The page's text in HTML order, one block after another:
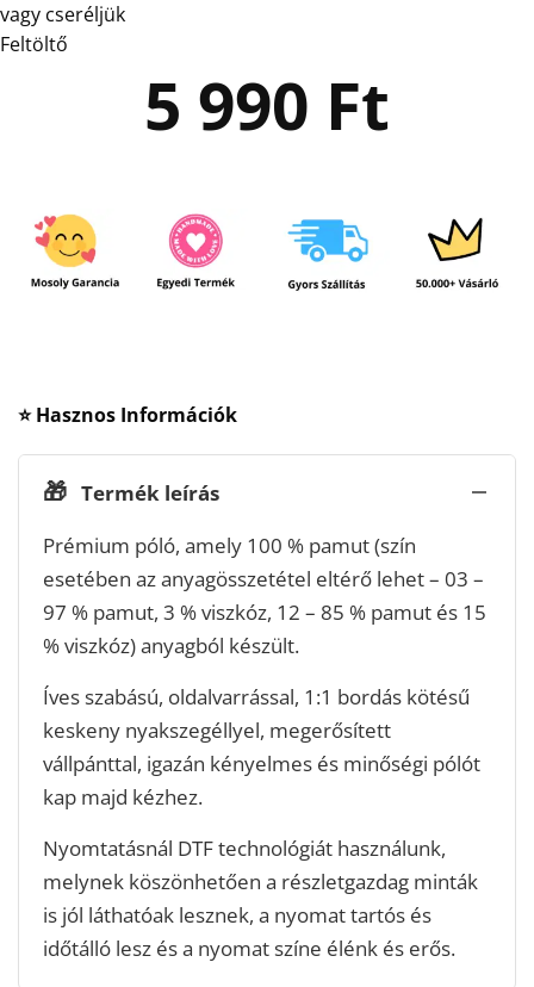
vagy cseréljük
Feltöltő
5 990 Ft
⭐ Hasznos Információk
🎁 Termék leírás
Prémium póló, amely 100 % pamut (szín
esetében az anyagösszetétel eltérő lehet – 03 –
97 % pamut, 3 % viszkóz, 12 – 85 % pamut és 15
% viszkóz) anyagból készült.
Íves szabású, oldalvarrással, 1:1 bordás kötésű
keskeny nyakszegéllyel, megerősített
vállpánttal, igazán kényelmes és minőségi pólót
kap majd kézhez.
Nyomtatásnál DTF technológiát használunk,
melynek köszönhetően a részletgazdag minták
is jól láthatóak lesznek, a nyomat tartós és
időtálló lesz és a nyomat színe élénk és erős.